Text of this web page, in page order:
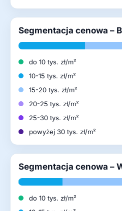
Segmentacja cenowa –
do 10 tys. zł/m²
10-15 tys. zł/m²
15-20 tys. zł/m²
20-25 tys. zł/m²
25-30 tys. zł/m²
powyżej 30 tys. zł/m²
Segmentacja cenowa –
do 10 tys. zł/m²